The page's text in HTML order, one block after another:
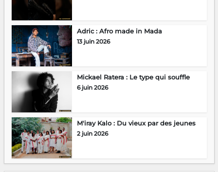
Adric : Afro made in Mada
13 juin 2026
Mickael Ratera : Le type qui souffle
6 juin 2026
M'iray Kalo : Du vieux par des jeunes
2 juin 2026